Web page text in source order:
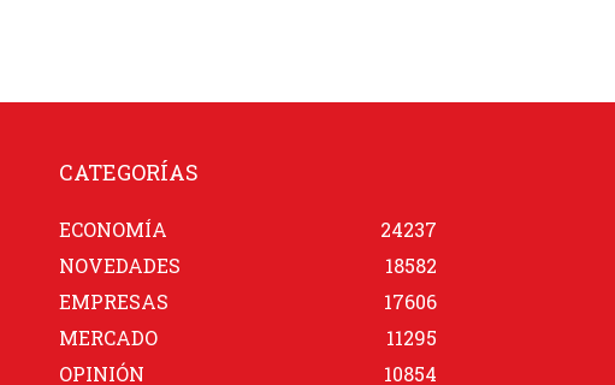
CATEGORÍAS
ECONOMÍA
24237
NOVEDADES
18582
EMPRESAS
17606
MERCADO
11295
OPINIÓN
10854